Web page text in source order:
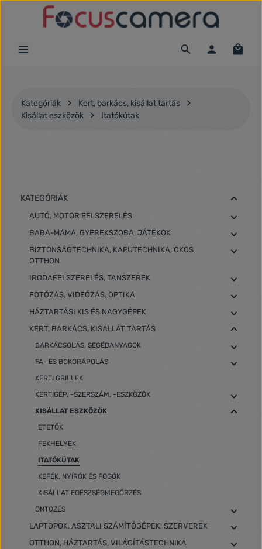
Ugrás a fő tartalomra
Kategóriák
Kert, barkács, kisállat tartás
Kisállat eszközök
Itatókútak
KATEGÓRIÁK
AUTÓ, MOTOR FELSZERELÉS
BABA-MAMA, GYEREKSZOBA, JÁTÉKOK
BIZTONSÁGTECHNIKA, KAPUTECHNIKA, OKOS
OTTHON
IRODAFELSZERELÉS, TANSZEREK
FOTÓZÁS, VIDEÓZÁS, OPTIKA
HÁZTARTÁSI KIS ÉS NAGYGÉPEK
KERT, BARKÁCS, KISÁLLAT TARTÁS
BARKÁCSOLÁS, SEGÉDANYAGOK
FA- ÉS BOKORÁPOLÁS
KERTI GRILLEK
KERTIGÉP, -SZERSZÁM, -ESZKÖZÖK
KISÁLLAT ESZKÖZÖK
ETETŐK
FEKHELYEK
ITATÓKÚTAK
KEFÉK, NYÍRÓK ÉS FOGÓK
KISÁLLAT EGÉSZSÉGMEGŐRZÉS
ÖNTÖZÉS
LAPTOPOK, ASZTALI SZÁMÍTÓGÉPEK, SZERVEREK
OTTHON, HÁZTARTÁS, VILÁGÍTÁSTECHNIKA